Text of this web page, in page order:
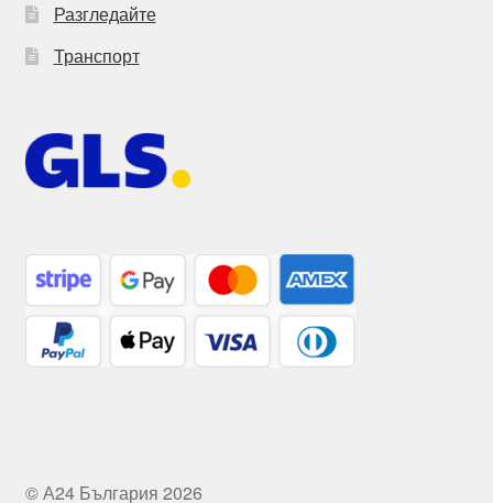
Разгледайте
Транспорт
© А24 България 2026